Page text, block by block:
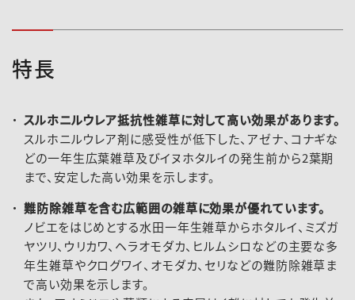
2022-193登録速報（220826）
特長
スルホニルウレア抵抗性雑草に対して高い効果があります。
スルホニルウレア剤に感受性が低下した、アゼナ、コナギな
どの一年生広葉雑草及びイヌホタルイの発生前から2葉期
まで、安定した高い効果を示します。
難防除雑草を含む広範囲の雑草に効果が優れています。
ノビエをはじめとする水田一年生雑草からホタルイ、ミズガ
ヤツリ、ウリカワ、ヘラオモダカ、ヒルムシロなどの主要な多
年生雑草やクログワイ、オモダカ、セリなどの難防除雑草ま
で高い効果を示します。